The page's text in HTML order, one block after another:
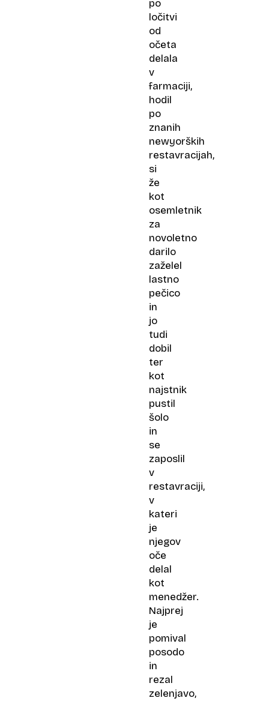
po
ločitvi
od
očeta
delala
v
farmaciji,
hodil
po
znanih
newyorških
restavracijah,
si
že
kot
osemletnik
za
novoletno
darilo
zaželel
lastno
pečico
in
jo
tudi
dobil
ter
kot
najstnik
pustil
šolo
in
se
zaposlil
v
restavraciji,
v
kateri
je
njegov
oče
delal
kot
menedžer.
Najprej
je
pomival
posodo
in
rezal
zelenjavo,